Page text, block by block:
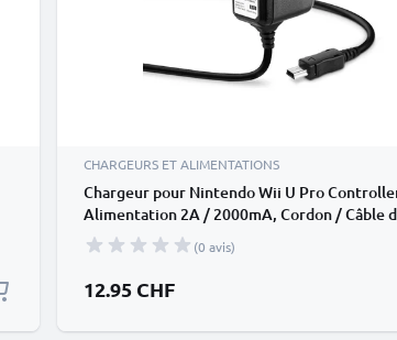
CHARGEURS ET ALIMENTATIONS
Chargeur pour Nintendo Wii U Pro
Alimentation 2A / 2000mA, Cordon / Câble
Charge 1.2m
(0 avis)
12.95 CHF